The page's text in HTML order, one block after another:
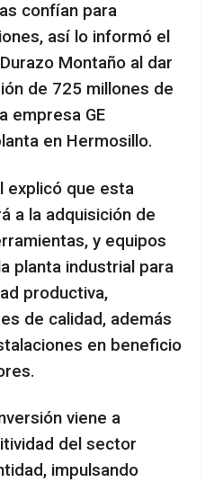
confían para
así lo informó el
Montaño al dar
de 725 millones de
empresa GE
en Hermosillo.
explicó que esta
a la adquisición de
y equipos
planta industrial para
productiva,
de calidad, además
en beneficio
viene a
del sector
impulsando